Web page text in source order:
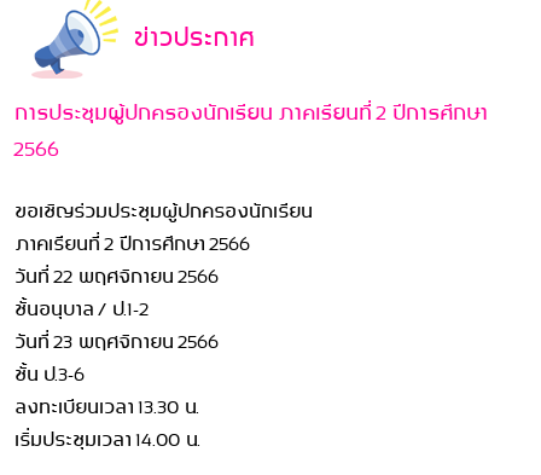
ข่าวประกาศ
การประชุมผู้ปกครองนักเรียน ภาคเรียนที่ 2 ปีการศึกษา
2566
ขอเชิญร่วมประชุมผู้ปกครองนักเรียน
ภาคเรียนที่ 2 ปีการศึกษา 2566
วันที่ 22 พฤศจิกายน 2566
ชั้นอนุบาล / ป.1-2
วันที่ 23 พฤศจิกายน 2566
ชั้น ป.3-6
ลงทะเบียนเวลา 13.30 น.
เริ่มประชุมเวลา 14.00 น.